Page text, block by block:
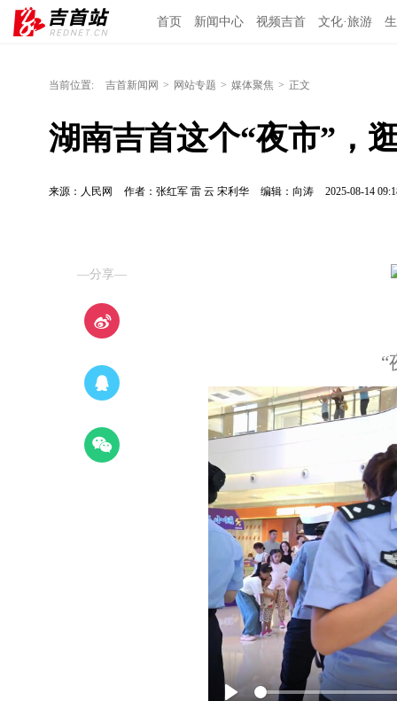
首页 新闻中心 视频吉首 文化·旅游
当前位置: 吉首新闻网 > 网站专题 > 媒体聚焦 > 正文
湖南吉首这个“夜市”，
来源：人民网 作者：张红军 雷 云 宋利华 编辑：向涛 2025-08-14
—分享—
“